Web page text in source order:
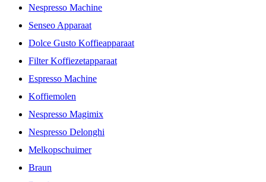
Nespresso Machine
Senseo Apparaat
Dolce Gusto Koffieapparaat
Filter Koffiezetapparaat
Espresso Machine
Koffiemolen
Nespresso Magimix
Nespresso Delonghi
Melkopschuimer
Braun